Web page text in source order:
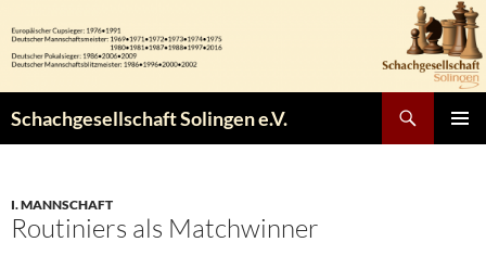
Inhalt
springen
Schachgesellschaft Solingen e.V.
I. MANNSCHAFT
Routiniers als Matchwinner